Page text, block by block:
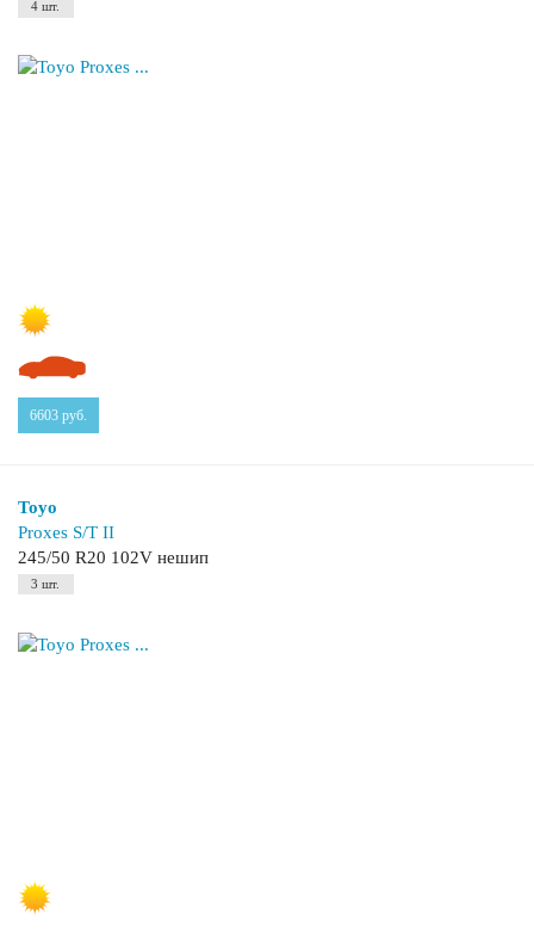
4 шт.
6603 руб.
Toyo
Proxes S/T II
245/50 R20 102V нешип
3 шт.